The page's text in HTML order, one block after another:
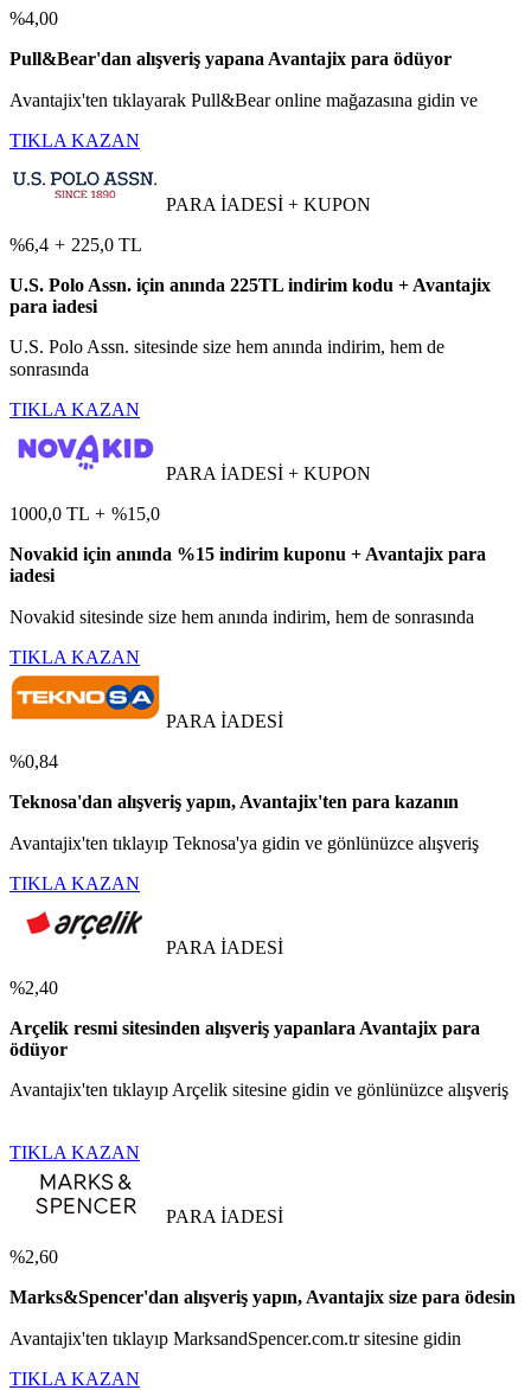
%4,00
Pull&Bear'dan alışveriş yapana Avantajix para ödüyor
Avantajix'ten tıklayarak Pull&Bear online mağazasına gidin ve
TIKLA KAZAN
PARA İADESİ + KUPON
%6,4 + 225,0 TL
U.S. Polo Assn. için anında 225TL indirim kodu + Avantajix
para iadesi
U.S. Polo Assn. sitesinde size hem anında indirim, hem de
sonrasında
TIKLA KAZAN
PARA İADESİ + KUPON
1000,0 TL + %15,0
Novakid için anında %15 indirim kuponu + Avantajix para
iadesi
Novakid sitesinde size hem anında indirim, hem de sonrasında
TIKLA KAZAN
PARA İADESİ
%0,84
Teknosa'dan alışveriş yapın, Avantajix'ten para kazanın
Avantajix'ten tıklayıp Teknosa'ya gidin ve gönlünüzce alışveriş
TIKLA KAZAN
PARA İADESİ
%2,40
Arçelik resmi sitesinden alışveriş yapanlara Avantajix para
ödüyor
Avantajix'ten tıklayıp Arçelik sitesine gidin ve gönlünüzce alışveriş
TIKLA KAZAN
PARA İADESİ
%2,60
Marks&Spencer'dan alışveriş yapın, Avantajix size para ödesin
Avantajix'ten tıklayıp MarksandSpencer.com.tr sitesine gidin
TIKLA KAZAN